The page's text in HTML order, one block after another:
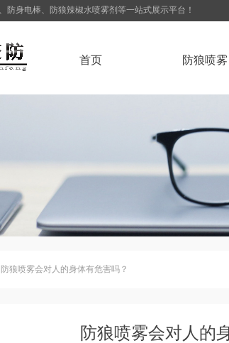
防身电棒、防狼辣椒水喷雾剂等一站式展示平台！
首页 防狼喷雾
防狼喷雾会对人的身体有危害吗？
防狼喷雾会对人的